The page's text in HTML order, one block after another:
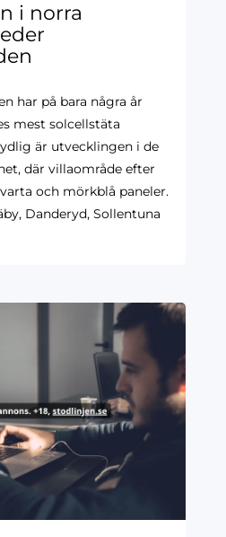
i norra
har på bara några år
mest solcellstäta
är utvecklingen i de
där villaområde efter
och mörkblå paneler.
Danderyd, Sollentuna